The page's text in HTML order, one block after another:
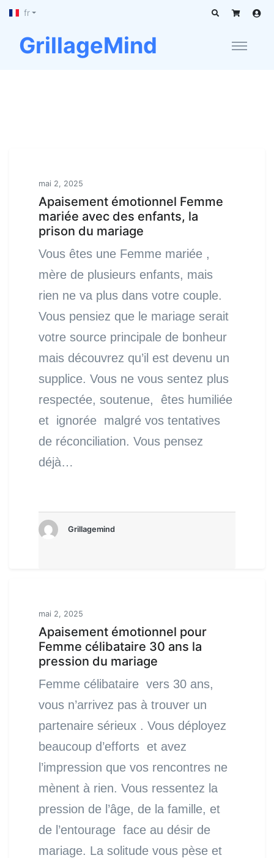
fr
GrillageMind
mai 2, 2025
Apaisement émotionnel Femme
mariée avec des enfants, la
prison du mariage
Vous êtes une Femme mariée ,
mère de plusieurs enfants, mais
rien ne va plus dans votre couple.
Vous pensiez que le mariage serait
votre source principale de bonheur
mais découvrez qu’il est devenu un
supplice. Vous ne vous sentez plus
respectée, soutenue, êtes humiliée
et ignorée malgré vos tentatives
de réconciliation. Vous pensez
déjà…
Grillagemind
mai 2, 2025
Apaisement émotionnel pour
Femme célibataire 30 ans la
pression du mariage
Femme célibataire vers 30 ans,
vous n’arrivez pas à trouver un
partenaire sérieux . Vous déployez
beaucoup d’efforts et avez
l’impression que vos rencontres ne
mènent à rien. Vous ressentez la
pression de l’âge, de la famille, et
de l’entourage face au désir de
mariage. La solitude vous pèse et